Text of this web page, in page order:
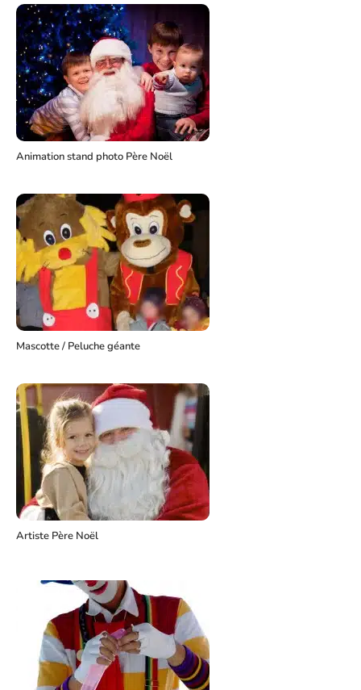
Animation stand photo Père Noël
Mascotte / Peluche géante
Artiste Père Noël